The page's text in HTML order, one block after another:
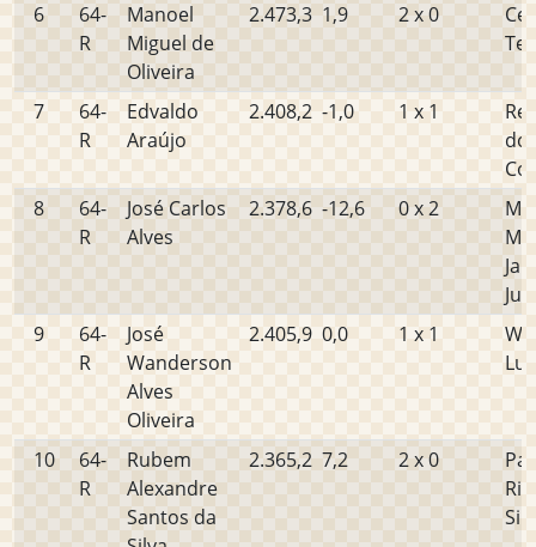
6
64-
R
Manoel
Miguel de
Oliveira
2.473,3 1,9 2 x 0
7
64-
R
Edvaldo
Araújo
2.408,2 -1,0 1 x 1
8
64-
R
José Carlos
Alves
2.378,6 -12,6 0 x 2
9
64-
R
José
Wanderson
Alves
Oliveira
2.405,9 0,0 1 x 1
10
64-
R
Rubem
Alexandre
Santos da
2.365,2 7,2 2 x 0